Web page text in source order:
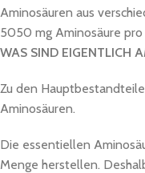
Aminosäuren aus
5050 mg Aminosäure pro
WAS SIND EIGENTLICH
Zu den
Aminosäuren.
Die essentiellen
Menge herstellen.